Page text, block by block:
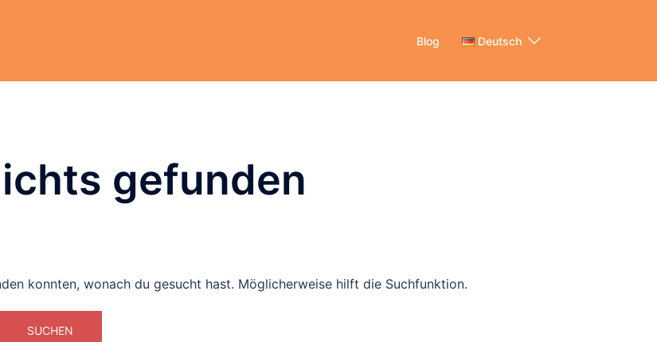
Blog Deutsch
gefunden
konnten, wonach du gesucht hast. Möglicherweise hilft die Suchfunktion.